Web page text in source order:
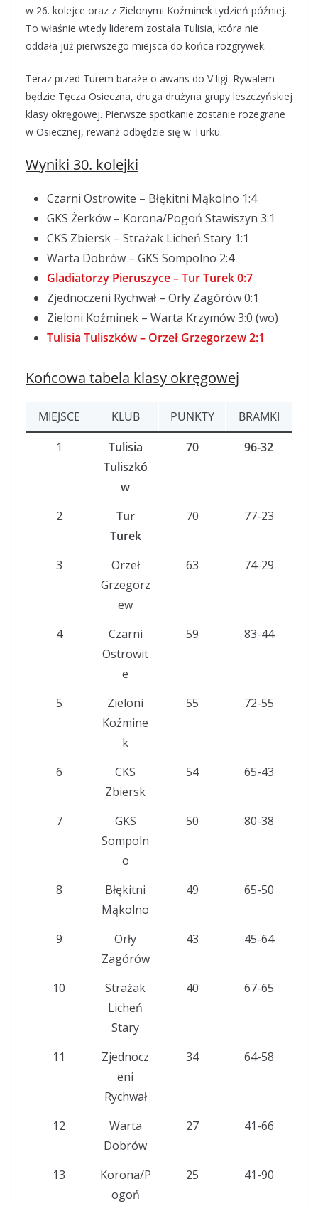
w 26. kolejce oraz z Zielonymi Koźminek tydzień później.
To właśnie wtedy liderem została Tulisia, która nie
oddała już pierwszego miejsca do końca rozgrywek.
Teraz przed Turem baraże o awans do V ligi. Rywalem
będzie Tęcza Osieczna, druga drużyna grupy leszczyńskiej
klasy okręgowej. Pierwsze spotkanie zostanie rozegrane
w Osiecznej, rewanż odbędzie się w Turku.
Wyniki 30. kolejki
Czarni Ostrowite – Błękitni Mąkolno 1:4
GKS Żerków – Korona/Pogoń Stawiszyn 3:1
CKS Zbiersk – Strażak Licheń Stary 1:1
Warta Dobrów – GKS Sompolno 2:4
Gladiatorzy Pieruszyce – Tur Turek 0:7
Zjednoczeni Rychwał – Orły Zagórów 0:1
Zieloni Koźminek – Warta Krzymów 3:0 (wo)
Tulisia Tuliszków – Orzeł Grzegorzew 2:1
Końcowa tabela klasy okręgowej
MIEJSCE KLUB PUNKTY
BRAMKI
1
Tulisia
Tuliszkó
w
70 96-32
2
Tur
Turek
70 77-23
3
Orzeł
Grzegorz
ew
63 74-29
4
Czarni
Ostrowit
e
59 83-44
5
Zieloni
Koźmine
k
55 72-55
6
CKS
Zbiersk
54 65-43
7
GKS
Sompoln
o
50 80-38
8
Błękitni
Mąkolno
49 65-50
9
Orły
Zagórów
43 45-64
10
Strażak
Licheń
Stary
40 67-65
11
Zjednocz
eni
Rychwał
34 64-58
12
Warta
Dobrów
27 41-66
13
Korona/P
ogoń
25 41-90